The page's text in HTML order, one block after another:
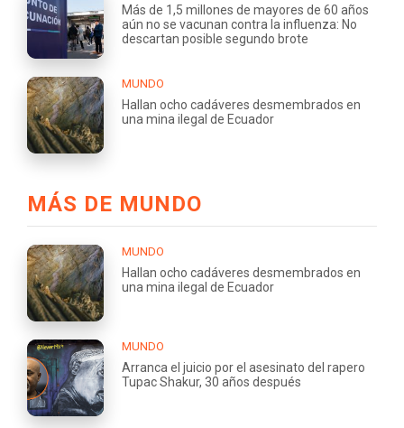
Más de 1,5 millones de mayores de 60 años
aún no se vacunan contra la influenza: No
descartan posible segundo brote
MUNDO
Hallan ocho cadáveres desmembrados en
una mina ilegal de Ecuador
MÁS DE MUNDO
MUNDO
Hallan ocho cadáveres desmembrados en
una mina ilegal de Ecuador
MUNDO
Arranca el juicio por el asesinato del rapero
Tupac Shakur, 30 años después